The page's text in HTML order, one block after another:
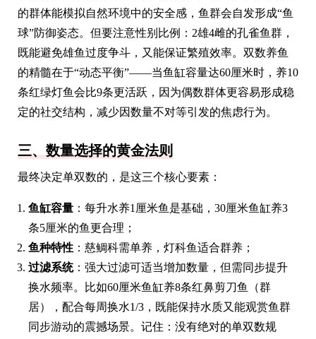
的群体能模拟自然环境中的安全感，鱼群会自发形成“鱼
球”防御姿态。但要注意性别比例：2雄4雌的孔雀鱼群，
既能避免雄鱼过度争斗，又能保证繁殖效率。双数养鱼
的精髓在于“动态平衡”——当鱼缸容量达60厘米时，养10
条红绿灯鱼会比9条更活跃，因为偶数群体更容易形成稳
定的社交结构，减少因数量不对等引发的焦虑行为。
三、数量选择的黄金法则
最终决定单双数的，是这三个核心要素：
鱼缸容量 ：每升水养1厘米鱼是基础，30厘米鱼缸养3
条5厘米的鱼更合理；
鱼种特性 ：慈鲷科需单养，灯科鱼适合群养；
过滤系统：强大过滤可适当增加数量，但需同步提升
换水频率。比如60厘米鱼缸养8条红鼻剪刀鱼（群
居），配合每周换水1/3，既能保持水质又能观赏鱼群
同步游动的震撼场景。记住：没有绝对的单双数规